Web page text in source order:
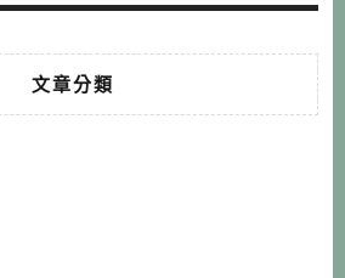
文章分類